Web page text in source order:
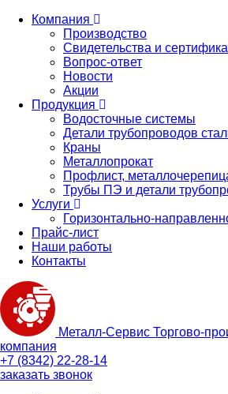
Компания
Производство
Свидетельства и
Вопрос-ответ
Новости
Акции
Продукция
Водосточные системы
Детали трубопроводов
Краны
Металлопрокат
Профлист,
Трубы ПЭ и детали
Услуги
Горизонтально-
Прайс-лист
Наши работы
Контакты
Металл-Сервис Торгово-
компания
+7 (8342) 22-28-14
заказать звонок